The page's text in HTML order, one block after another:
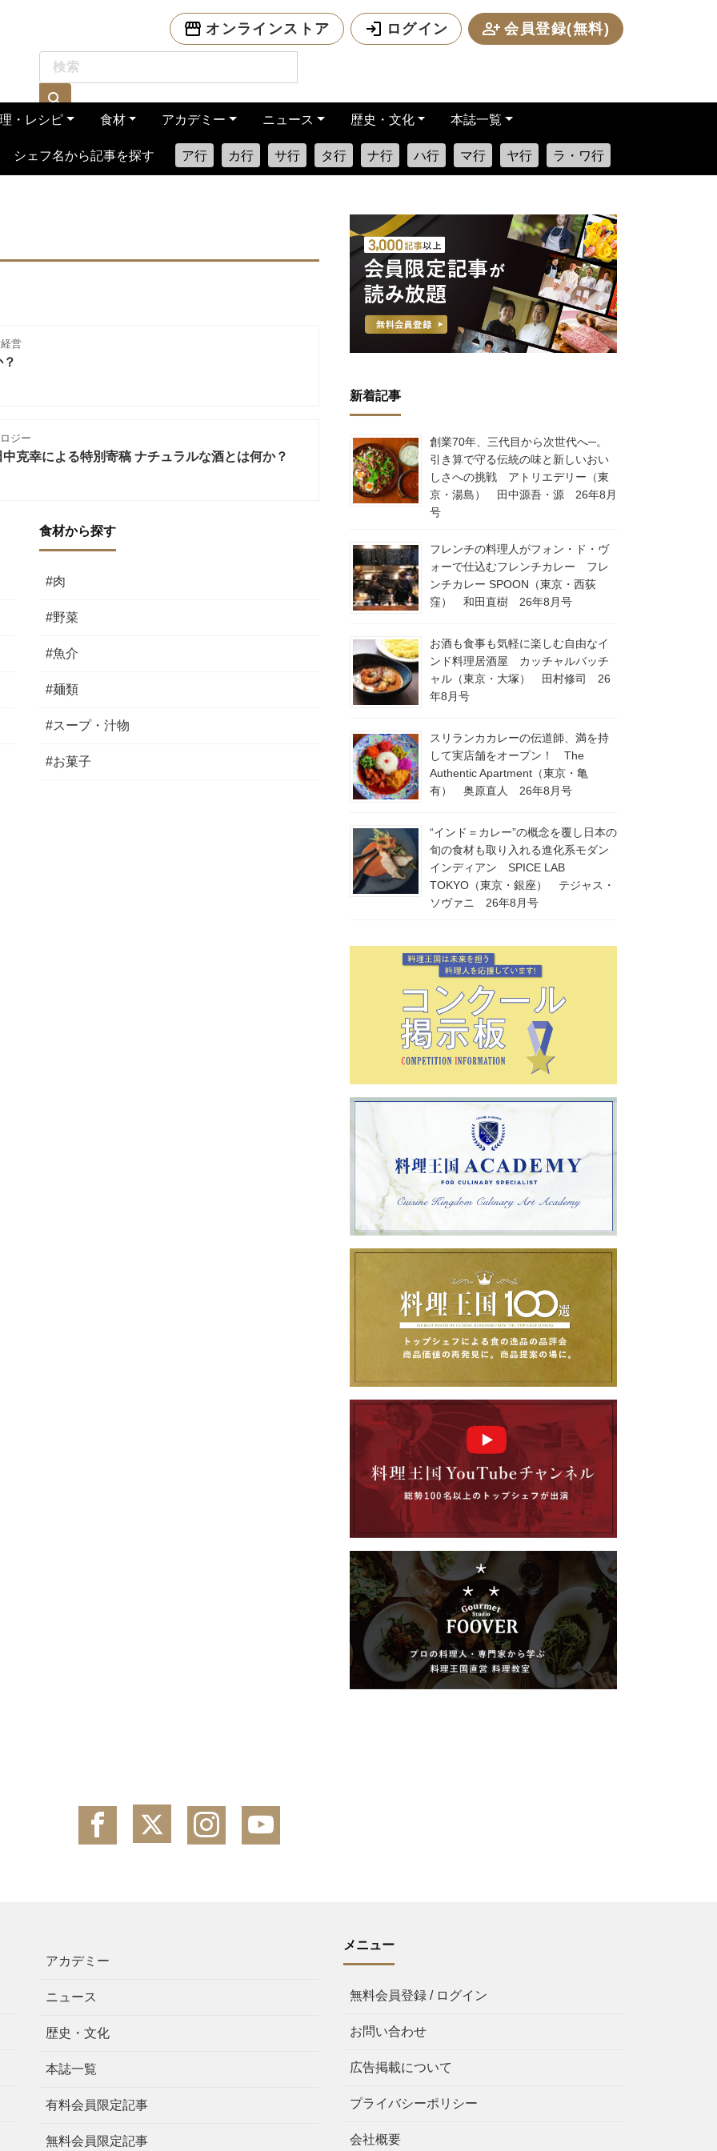
オンラインストア ログイン 会員登録(無料)
・レシピ 食材 アカデミー ニュース 歴史・文化 本誌一覧
シェフ名から記事を探す ア行 カ行 サ行 タ行 ナ行 ハ行 マ行 ヤ行 ラ・ワ行
営
ジー
克幸による特別寄稿 ナチュラルな酒とは何か？
食材から探す
#肉
#野菜
#魚介
#麺類
#スープ・汁物
#お菓子
新着記事
創業70年、三代目から次世代へ─。
引き算で守る伝統の味と新しいおい
しさへの挑戦 アトリエデリー（東
京・湯島） 田中源吾・源 26年8月
号
フレンチの料理人がフォン・ド・ヴ
ォーで仕込むフレンチカレー フレ
ンチカレー SPOON（東京・西荻
窪） 和田直樹 26年8月号
お酒も食事も気軽に楽しむ自由なイ
ンド料理居酒屋 カッチャルバッチ
ャル（東京・大塚） 田村修司 26
年8月号
スリランカカレーの伝道師、満を持
して実店舗をオープン！ The
Authentic Apartment（東京・亀
有） 奥原直人 26年8月号
“インド＝カレー”の概念を覆し日本の
旬の食材も取り入れる進化系モダン
インディアン SPICE LAB
TOKYO（東京・銀座） テジャス・
ソヴァニ 26年8月号
アカデミー
ニュース
歴史・文化
本誌一覧
有料会員限定記事
無料会員限定記事
メニュー
無料会員登録 / ログイン
お問い合わせ
広告掲載について
プライバシーポリシー
会社概要